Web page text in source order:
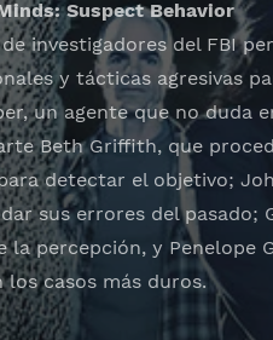
Suspect Behavior
investigadores del FBI
y tácticas agresivas
un agente que no duda
Beth Griffith, que
detectar el objetivo;
sus errores del
la percepción, y Penelope
los casos más duros.